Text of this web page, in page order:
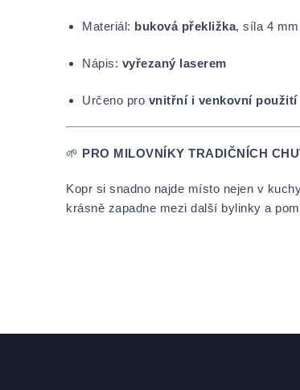
Materiál: buková překližka, síla 4 mm
Nápis: vyřezaný laserem
Určeno pro vnitřní i venkovní použití
🌱 PRO MILOVNÍKY TRADIČNÍCH
Kopr si snadno najde místo nejen v
krásně zapadne mezi další bylinky a